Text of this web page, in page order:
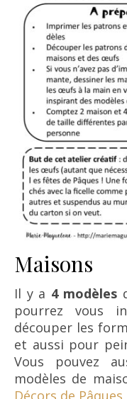
Maisons
Il y a 4 modèles
pourrez vous
découper les
et aussi pour
Vous pouvez
modèles de
Décors de Pâques